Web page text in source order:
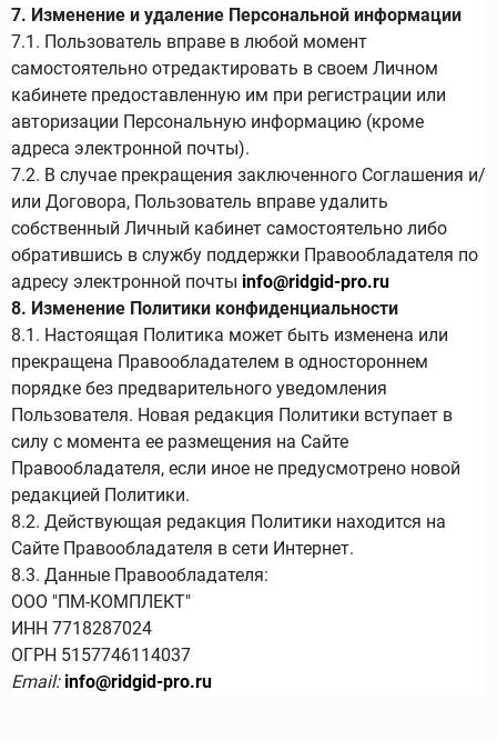
7. Изменение и удаление Персональной информации
7.1. Пользователь вправе в любой момент
самостоятельно отредактировать в своем Личном
кабинете предоставленную им при регистрации или
авторизации Персональную информацию (кроме
адреса электронной почты).
7.2. В случае прекращения заключенного Соглашения и/
или Договора, Пользователь вправе удалить
собственный Личный кабинет самостоятельно либо
обратившись в службу поддержки Правообладателя по
адресу электронной почты info@ridgid-pro.ru
8. Изменение Политики конфиденциальности
8.1. Настоящая Политика может быть изменена или
прекращена Правообладателем в одностороннем
порядке без предварительного уведомления
Пользователя. Новая редакция Политики вступает в
силу с момента ее размещения на Сайте
Правообладателя, если иное не предусмотрено новой
редакцией Политики.
8.2. Действующая редакция Политики находится на
Сайте Правообладателя в сети Интернет.
8.3. Данные Правообладателя:
ООО "ПМ-КОМПЛЕКТ"
ИНН 7718287024
ОГРН 5157746114037
Email: info@ridgid-pro.ru